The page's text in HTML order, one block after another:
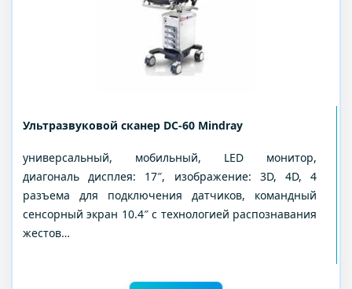
Ультразвуковой сканер DC-60 Mindray
универсальный, мобильный, LED монитор,
диагональ дисплея: 17″, изображение: 3D, 4D, 4
разъема для подключения датчиков, командный
сенсорный экран 10.4″ с технологией распознавания
жестов…